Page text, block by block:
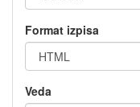
Format izpisa
Veda